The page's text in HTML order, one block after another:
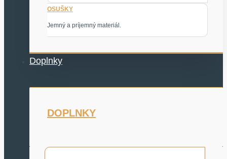
OSUŠKY
Jemný a príjemný materiál.
Doplnky
DOPLNKY